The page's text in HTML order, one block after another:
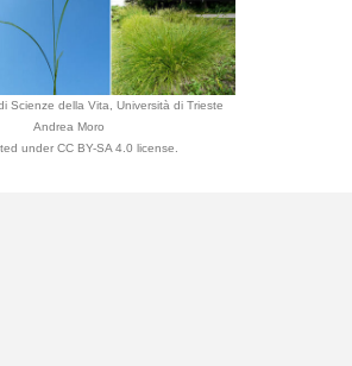
Scienze della Vita, Università di Trieste
Andrea Moro
under CC BY-SA 4.0 license.